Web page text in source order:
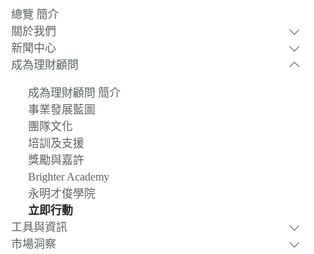
總覽 簡介
關於我們
新聞中心
成為理財顧問
成為理財顧問 簡介
事業發展藍圖
團隊文化
培訓及支援
獎勵與嘉許
Brighter Academy
永明才俊學院
立即行動
工具與資訊
市場洞察